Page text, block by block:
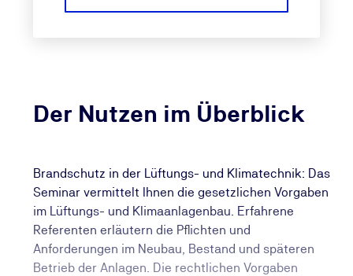
Der Nutzen im Überblick
Brandschutz in der Lüftungs- und Klimatechnik: Das
Seminar vermittelt Ihnen die gesetzlichen Vorgaben
im Lüftungs- und Klimaanlagenbau. Erfahrene
Referenten erläutern die Pflichten und
Anforderungen im Neubau, Bestand und späteren
Betrieb der Anlagen. Die rechtlichen Vorgaben